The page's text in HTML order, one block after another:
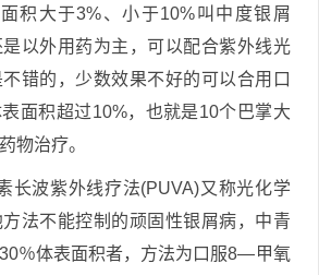
积大于3%、小于10%叫中度银屑
以外用药为主，可以配合紫外线光
错的，少数效果不好的可以合用口
面积超过10%，也就是10个巴掌大
物治疗。
长波紫外线疗法(PUVA)又称光化学
法不能控制的顽固性银屑病，中青
％体表面积者，方法为口服8—甲氧